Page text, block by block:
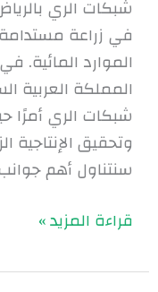
شبكات الري
في زراعة
الموارد المائية.
المملكة العربية
شبكات الري أمرًا
وتحقيق الإنتاجية
سنتناول أهم
قراءة المزيد »